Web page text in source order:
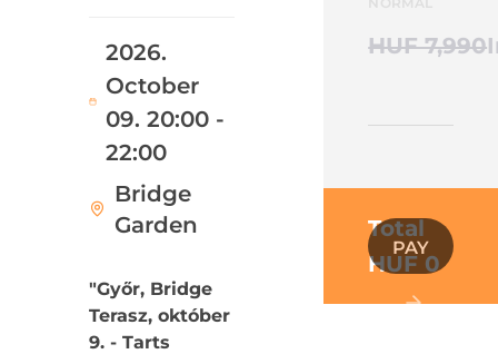
2026.
October
09. 20:00 -
22:00
Bridge
Garden
HUF 7,990
Total
HUF 0
PAY
"Győr, Bridge
Terasz, október
9. - Tarts